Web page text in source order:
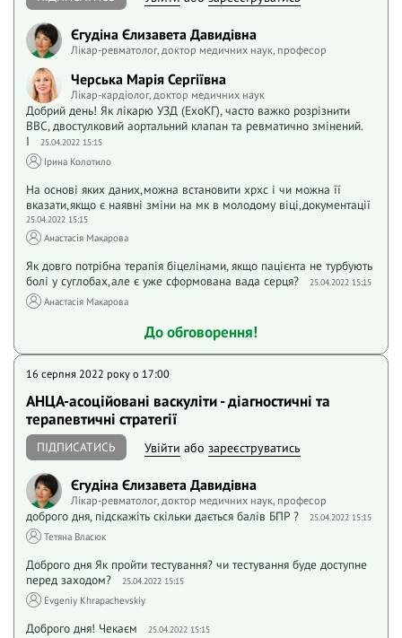
Єгудіна Єлизавета Давидівна
Лікар-ревматолог, доктор медичних наук, професор
Черська Марія Сергіївна
Лікар-кардіолог, доктор медичних наук
Добрий день! Як лікарю УЗД (ЕхоКГ), часто важко розрізнити
ВВС, двостулковий аортальний клапан та ревматично змінений.
І
25.04.2022 15:15
Ірина Колотило
На основі яких даних,можна встановити хрхс і чи можна її
вказати,якщо є наявні зміни на мк в молодому віці,документації
25.04.2022 15:15
Анастасія Макарова
Як довго потрібна терапія біцелінами, якщо пацієнта не турбують
болі у суглобах,але є уже сформована вада серця?
25.04.2022 15:15
Анастасія Макарова
До обговорення!
16 серпня 2022 року o 17:00
АНЦА-асоційовані васкуліти - діагностичні та
терапевтичні стратегії
ПІДПИСАТИСЬ Увійти або зареєструватись
Єгудіна Єлизавета Давидівна
Лікар-ревматолог, доктор медичних наук, професор
доброго дня, підскажіть скільки дається балів БПР ? 25.04.2022 15:15
Тетяна Власюк
Доброго дня Як пройти тестування? чи тестування буде доступне
перед заходом?
25.04.2022 15:15
Evgeniy Khrapachevskiy
Доброго дня! Чекаєм 25.04.2022 15:15